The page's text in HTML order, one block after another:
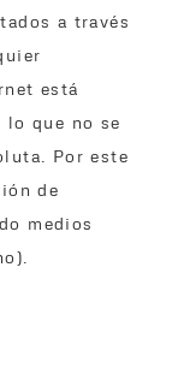
a través
está
lo que no se
Por este
de
medios